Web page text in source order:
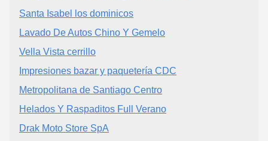
Santa Isabel los dominicos
Lavado De Autos Chino Y Gemelo
Vella Vista cerrillo
Impresiones bazar y paquetería CDC
Metropolitana de Santiago Centro
Helados Y Raspaditos Full Verano
Drak Moto Store SpA